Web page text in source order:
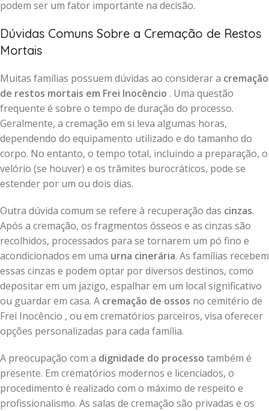
podem ser um fator importante na decisão.
Dúvidas Comuns Sobre a Cremação de Restos
Mortais
Muitas famílias possuem dúvidas ao considerar a cremação
de restos mortais em Frei Inocêncio . Uma questão
frequente é sobre o tempo de duração do processo.
Geralmente, a cremação em si leva algumas horas,
dependendo do equipamento utilizado e do tamanho do
corpo. No entanto, o tempo total, incluindo a preparação, o
velório (se houver) e os trâmites burocráticos, pode se
estender por um ou dois dias.
Outra dúvida comum se refere à recuperação das cinzas.
Após a cremação, os fragmentos ósseos e as cinzas são
recolhidos, processados para se tornarem um pó fino e
acondicionados em uma urna cinerária. As famílias recebem
essas cinzas e podem optar por diversos destinos, como
depositar em um jazigo, espalhar em um local significativo
ou guardar em casa. A cremação de ossos no cemitério de
Frei Inocêncio , ou em crematórios parceiros, visa oferecer
opções personalizadas para cada família.
A preocupação com a dignidade do processo também é
presente. Em crematórios modernos e licenciados, o
procedimento é realizado com o máximo de respeito e
profissionalismo. As salas de cremação são privadas e os